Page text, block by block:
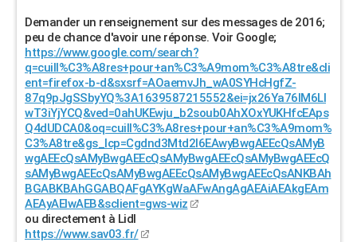
Demander un renseignement sur des messages de 2016;
peu de chance d'avoir une réponse. Voir Google;
https://www.google.com/search?
q=cuill%C3%A8res+pour+an%C3%A9mom%C3%A8tre&cli
ent=firefox-b-d&sxsrf=AOaemvJh_wA0SYHcHgfZ-
87q9pJgSSbyYQ%3A1639587215552&ei=jx26Ya76IM6Ll
wT3iYjYCQ&ved=0ahUKEwju_b2soub0AhXOxYUKHfcEAps
Q4dUDCA0&oq=cuill%C3%A8res+pour+an%C3%A9mom%
C3%A8tre&gs_lcp=Cgdnd3Mtd2l6EAwyBwgAEEcQsAMyB
wgAEEcQsAMyBwgAEEcQsAMyBwgAEEcQsAMyBwgAEEcQ
sAMyBwgAEEcQsAMyBwgAEEcQsAMyBwgAEEcQsANKBAh
BGABKBAhGGABQAFgAYKgWaAFwAngAgAEAiAEAkgEAm
AEAyAEIwAEB&sclient=gws-wiz
ou directement à Lidl
https://www.sav03.fr/